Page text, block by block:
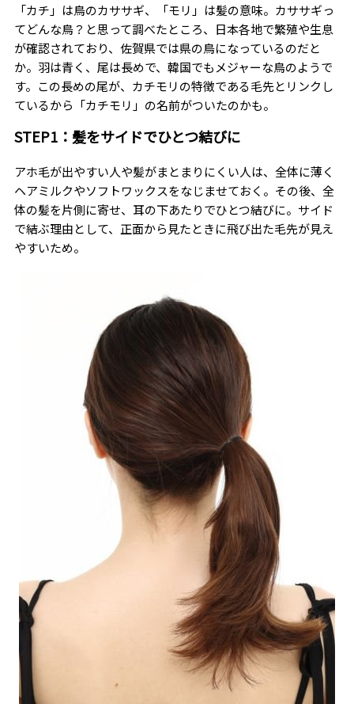
「カチ」は鳥のカササギ、「モリ」は髪の意味。カササギっ
てどんな鳥？と思って調べたところ、日本各地で繁殖や生息
が確認されており、佐賀県では県の鳥になっているのだと
か。羽は青く、尾は長めで、韓国でもメジャーな鳥のようで
す。この長めの尾が、カチモリの特徴である毛先とリンクし
ているから「カチモリ」の名前がついたのかも。
STEP1：髪をサイドでひとつ結びに
アホ毛が出やすい人や髪がまとまりにくい人は、全体に薄く
ヘアミルクやソフトワックスをなじませておく。その後、全
体の髪を片側に寄せ、耳の下あたりでひとつ結びに。サイド
で結ぶ理由として、正面から見たときに飛び出た毛先が見え
やすいため。